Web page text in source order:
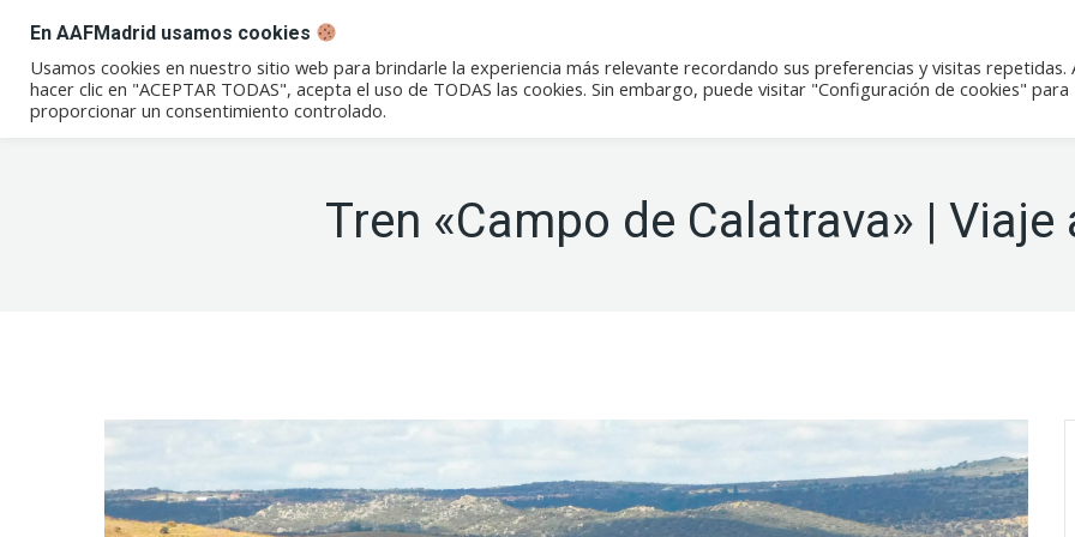
Conócenos Eventos Noticias Actividades Tienda Contacto
Tren «Campo de Calatrava» |
En AAFMadrid usamos cookies
Usamos cookies en nuestro sitio web para brindarle la experiencia más relevante recordando sus preferencias y visitas repetidas.
hacer clic en "ACEPTAR TODAS", acepta el uso de TODAS las cookies. Sin embargo, puede visitar "Configuración de cookies" para
proporcionar un consentimiento controlado.